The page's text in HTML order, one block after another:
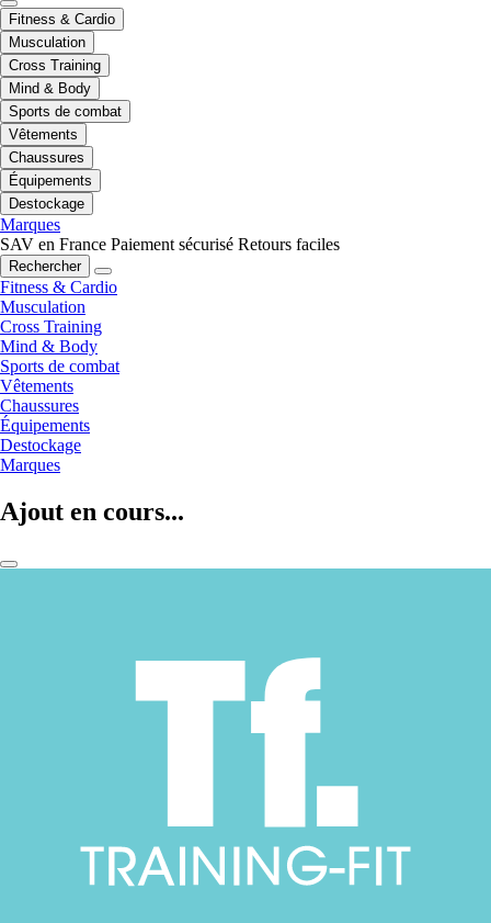
Fitness & Cardio
Musculation
Cross Training
Mind & Body
Sports de combat
Vêtements
Chaussures
Équipements
Destockage
Marques
SAV en France Paiement sécurisé Retours faciles
Rechercher
Fitness & Cardio
Musculation
Cross Training
Mind & Body
Sports de combat
Vêtements
Chaussures
Équipements
Destockage
Marques
Ajout en cours...